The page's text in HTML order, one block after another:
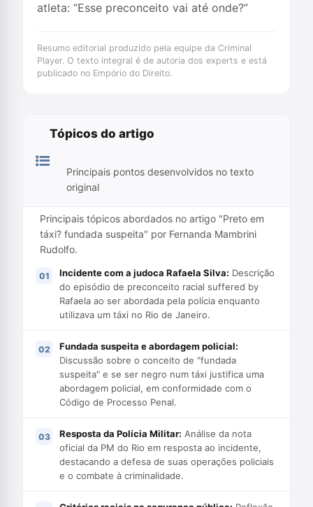
atleta: “Esse preconceito vai até onde?”
Resumo editorial produzido pela equipe da Criminal
Player. O texto integral é de autoria dos experts e está
publicado no Empório do Direito.
Tópicos do artigo
Principais pontos desenvolvidos no texto
original
Principais tópicos abordados no artigo "Preto em
táxi? fundada suspeita" por Fernanda Mambrini
Rudolfo.
Incidente com a judoca Rafaela Silva: Descrição
do episódio de preconceito racial suffered by
Rafaela ao ser abordada pela polícia enquanto
utilizava um táxi no Rio de Janeiro.
Fundada suspeita e abordagem policial:
Discussão sobre o conceito de "fundada
suspeita" e se ser negro num táxi justifica uma
abordagem policial, em conformidade com o
Código de Processo Penal.
Resposta da Polícia Militar: Análise da nota
oficial da PM do Rio em resposta ao incidente,
destacando a defesa de suas operações policiais
e o combate à criminalidade.